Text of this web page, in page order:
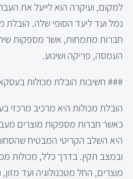
למקום, ועיקרה הוא לייעל את
נמל ועד ליעד הסופי שלה. הובלת
חברות מתמחות, אשר מספקות
העמסה, פריקה ושינוע.
### חשיבות הובלת מכולות
הובלת מכולות היא מרכיב מרכזי
כאשר חברות מספקות מוצרים
היא השלב הקריטי המבטיח
ובמצב תקין. בדרך כלל, מכולות
מוצרים, החל מטכנולוגיה ועד